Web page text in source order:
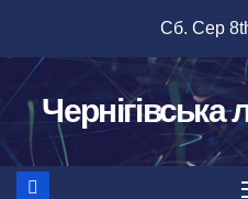
вмісту
Сб. Сер
Чернігівська